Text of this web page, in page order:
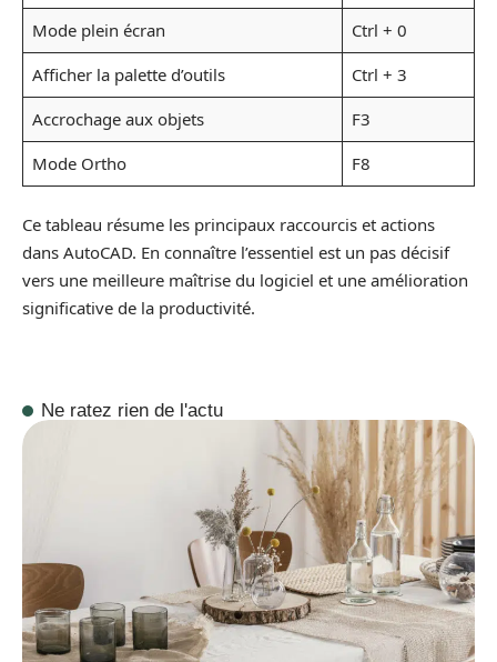
Mode plein écran
Ctrl + 0
Afficher la palette d’outils
Ctrl + 3
Accrochage aux objets
F3
Mode Ortho
F8
Ce tableau résume les principaux raccourcis et actions
dans AutoCAD. En connaître l’essentiel est un pas décisif
vers une meilleure maîtrise du logiciel et une amélioration
significative de la productivité.
Ne ratez rien de l'actu